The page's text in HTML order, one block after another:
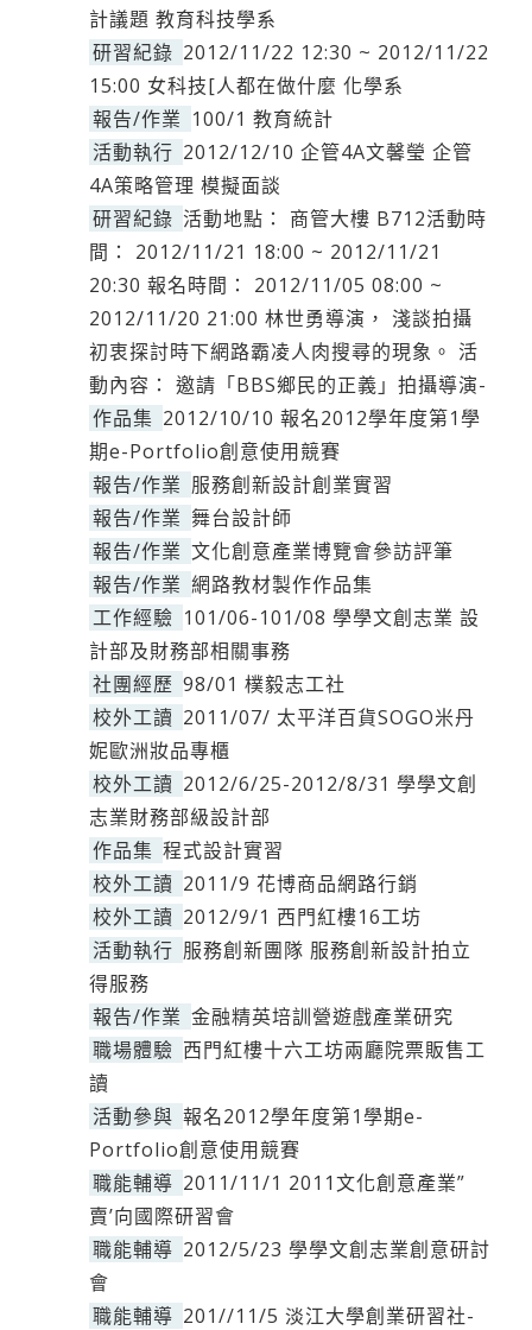
計議題 教育科技學系
研習紀錄 2012/11/22 12:30 ~ 2012/11/22
15:00 女科技[人都在做什麼 化學系
報告/作業 100/1 教育統計
活動執行 2012/12/10 企管4A文馨瑩 企管
4A策略管理 模擬面談
研習紀錄 活動地點： 商管大樓 B712活動時
間： 2012/11/21 18:00 ~ 2012/11/21
20:30 報名時間： 2012/11/05 08:00 ~
2012/11/20 21:00 林世勇導演， 淺談拍攝
初衷探討時下網路霸凌人肉搜尋的現象。 活
動內容： 邀請「BBS鄉民的正義」拍攝導演-
作品集 2012/10/10 報名2012學年度第1學
期e-Portfolio創意使用競賽
報告/作業 服務創新設計創業實習
報告/作業 舞台設計師
報告/作業 文化創意產業博覽會參訪評筆
報告/作業 網路教材製作作品集
工作經驗 101/06-101/08 學學文創志業 設
計部及財務部相關事務
社團經歷 98/01 樸毅志工社
校外工讀 2011/07/ 太平洋百貨SOGO米丹
妮歐洲妝品專櫃
校外工讀 2012/6/25-2012/8/31 學學文創
志業財務部級設計部
作品集 程式設計實習
校外工讀 2011/9 花博商品網路行銷
校外工讀 2012/9/1 西門紅樓16工坊
活動執行 服務創新團隊 服務創新設計拍立
得服務
報告/作業 金融精英培訓營遊戲產業研究
職場體驗 西門紅樓十六工坊兩廳院票販售工
讀
活動參與 報名2012學年度第1學期e-
Portfolio創意使用競賽
職能輔導 2011/11/1 2011文化創意產業”
賣’向國際研習會
職能輔導 2012/5/23 學學文創志業創意研討
會
職能輔導 201//11/5 淡江大學創業研習社-